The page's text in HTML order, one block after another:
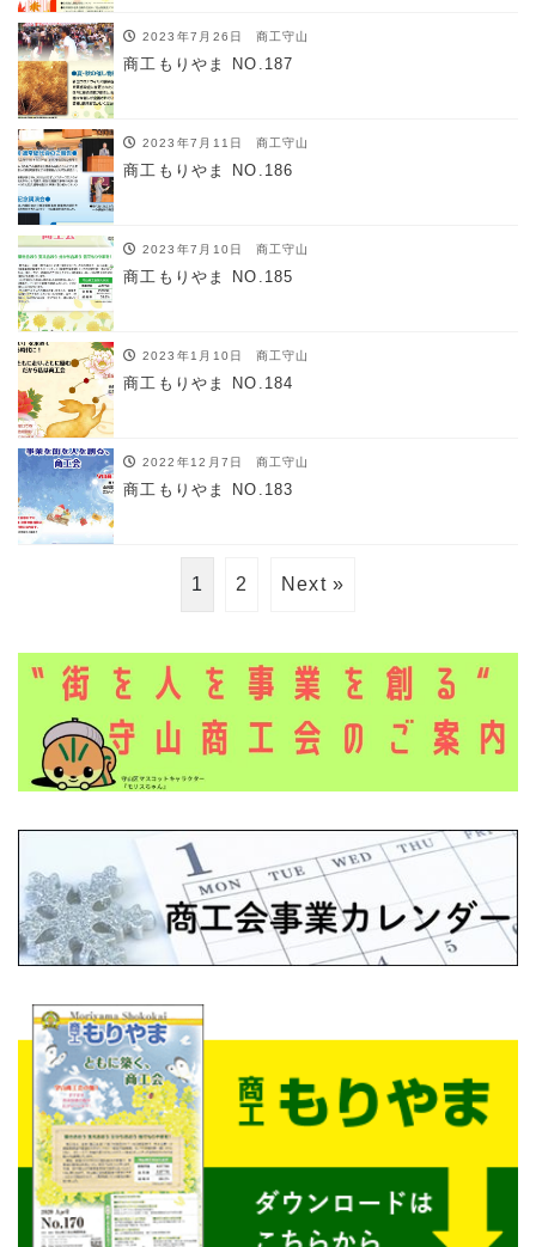
2023年7月26日 商工守山
商工もりやま NO.187
2023年7月11日 商工守山
商工もりやま NO.186
2023年7月10日 商工守山
商工もりやま NO.185
2023年1月10日 商工守山
商工もりやま NO.184
2022年12月7日 商工守山
商工もりやま NO.183
1 2 Next »